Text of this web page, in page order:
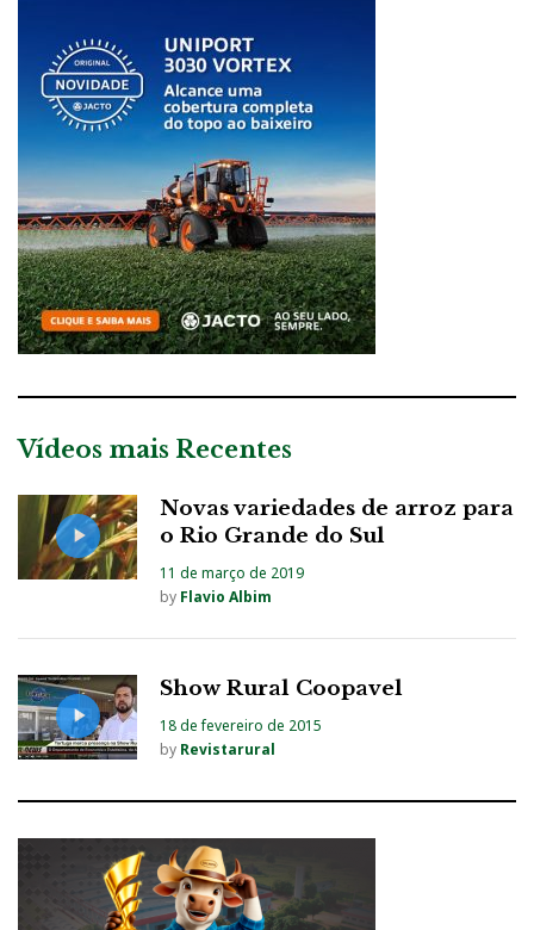
Vídeos mais Recentes
Novas variedades de arroz para
o Rio Grande do Sul
11 de março de 2019
by Flavio Albim
Show Rural Coopavel
18 de fevereiro de 2015
by Revistarural